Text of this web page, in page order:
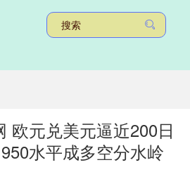
欧元兑美元逼近200日
水平成多空分水岭